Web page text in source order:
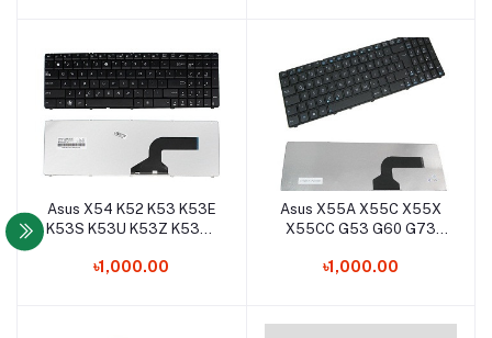
Add to cart
Asus X54 K52 K53 K53E
K53S K53U K53Z K53BY
K52JC K52JR K52JE
৳1,000.00
Add to cart
Asus X55A X55C X55X
X55CC G53 G60 G73
X55 Laptop Keyboard
৳1,000.00